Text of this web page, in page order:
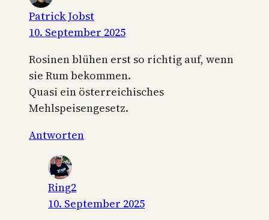
Patrick Jobst
10. September 2025
Rosinen blühen erst so richtig auf, wenn
sie Rum bekommen.
Quasi ein österreichisches
Mehlspeisengesetz.
Antworten
Ring2
10. September 2025